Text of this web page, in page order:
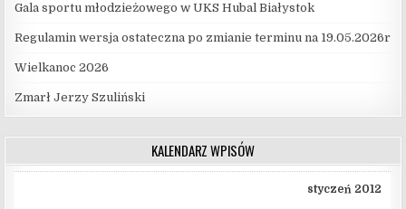
Gala sportu młodzieżowego w UKS Hubal Białystok
Regulamin wersja ostateczna po zmianie terminu na 19.05.2026r
Wielkanoc 2026
Zmarł Jerzy Szuliński
KALENDARZ WPISÓW
styczeń 2012